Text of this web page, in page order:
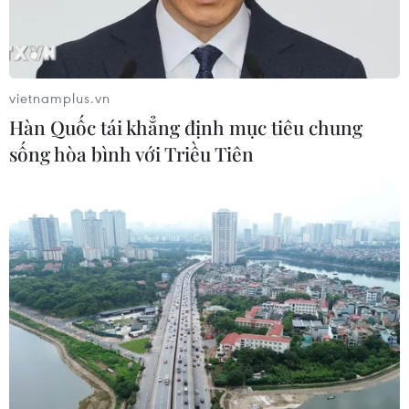
Giá vàng ngày 6/8: Bảng giá tại các
công ty vàng bạc đá quý
06/08/2026 01:54
vọng đàm phán Trung Đông vẫn khó
đoán
06/08/2026 00:26
Giá vàng thế giới tăng mạnh nhất kể
từ tháng Hai
06/08/2026 00:26
vietnamplus.vn
Hàn Quốc tái khẳng định mục tiêu chung
sống hòa bình với Triều Tiên